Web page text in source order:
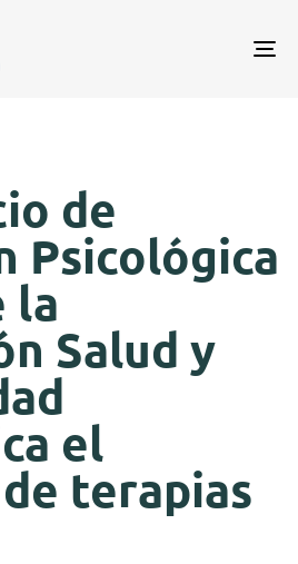
de
Psicológica
la
Salud y
el
terapias